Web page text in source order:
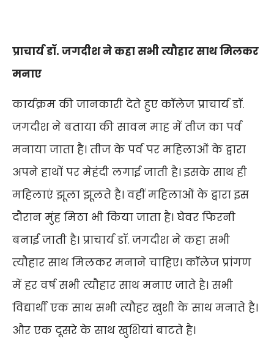
प्राचार्य डॉ. जगदीश ने कहा सभी त्यौहार साथ मिलकर
मनाए
कार्यक्रम की जानकारी देते हुए कॉलेज प्राचार्य डॉ.
जगदीश ने बताया की सावन माह में तीज का पर्व
मनाया जाता है। तीज के पर्व पर महिलाओं के द्वारा
अपने हाथों पर मेहंदी लगाई जाती है। इसके साथ ही
महिलाएं झूला झूलते है। वहीं महिलाओं के द्वारा इस
दौरान मुंह मिठा भी किया जाता है। घेवर फिरनी
बनाई जाती है। प्राचार्य डॉ. जगदीश ने कहा सभी
त्यौहार साथ मिलकर मनाने चाहिए। कॉलेज प्रांगण
में हर वर्ष सभी त्यौहार साथ मनाए जाते है। सभी
विद्यार्थी एक साथ सभी त्यौहर खुशी के साथ मनाते है।
और एक दूसरे के साथ खुशियां बाटते है।